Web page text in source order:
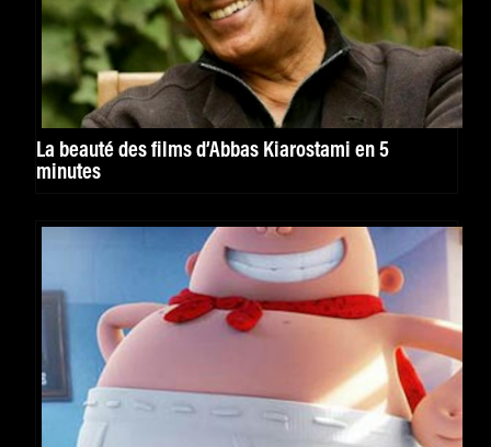
La beauté des films d’Abbas Kiarostami en 5
minutes